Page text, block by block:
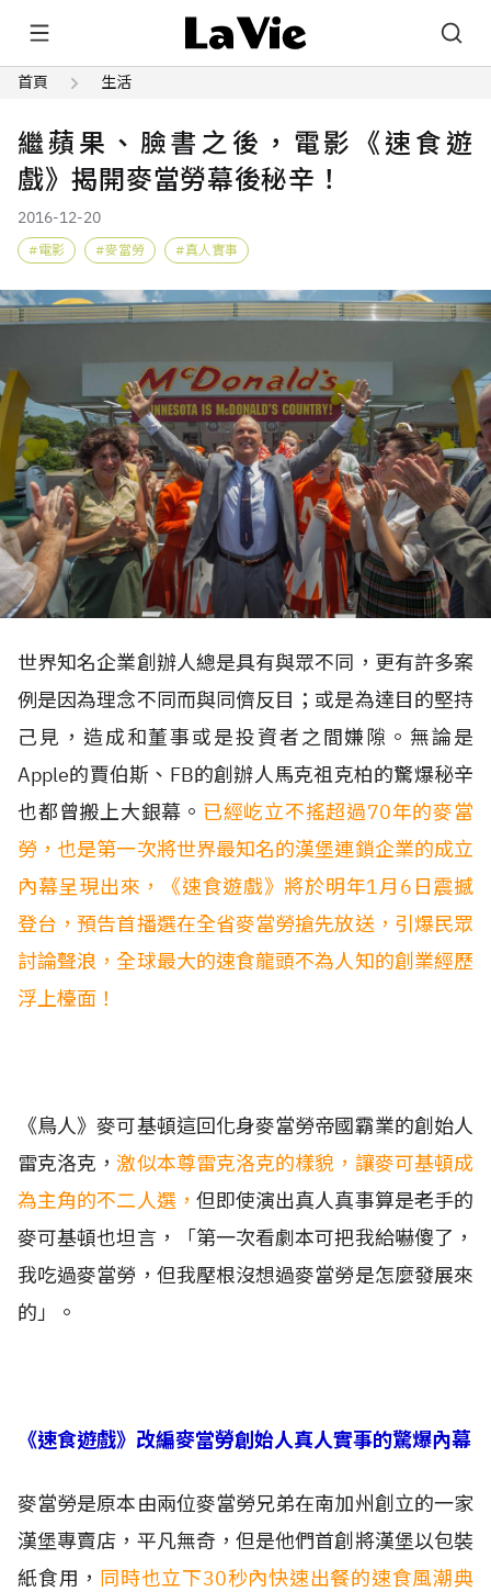
首頁 生活
繼蘋果、臉書之後，電影《速食遊
戲》揭開麥當勞幕後秘辛！
2016-12-20
電影 麥當勞 真人實事
世界知名企業創辦人總是具有與眾不同，更有許多案
例是因為理念不同而與同儕反目；或是為達目的堅持
己見，造成和董事或是投資者之間嫌隙。無論是
Apple的賈伯斯、FB的創辦人馬克祖克柏的驚爆秘辛
也都曾搬上大銀幕。 已經屹立不搖超過70年的麥當
勞，也是第一次將世界最知名的漢堡連鎖企業的成立
內幕呈現出來，《速食遊戲》將於明年1月6日震撼
登台，預告首播選在全省麥當勞搶先放送，引爆民眾
討論聲浪，全球最大的速食龍頭不為人知的創業經歷
浮上檯面！
《鳥人》麥可基頓這回化身麥當勞帝國霸業的創始人
雷克洛克，激似本尊雷克洛克的樣貌，讓麥可基頓成
為主角的不二人選， 但即使演出真人真事算是老手的
麥可基頓也坦言，「第一次看劇本可把我給嚇傻了，
我吃過麥當勞，但我壓根沒想過麥當勞是怎麼發展來
的」。
《速食遊戲》改編麥當勞創始人真人實事的驚爆內幕
麥當勞是原本由兩位麥當勞兄弟在南加州創立的一家
漢堡專賣店，平凡無奇，但是他們首創將漢堡以包裝
紙食用， 同時也立下30秒內快速出餐的速食風潮典